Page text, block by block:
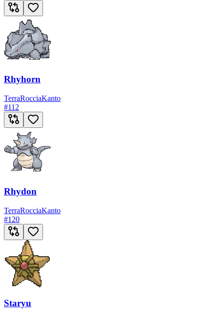
Rhyhorn
TerraRocciaKanto
#112
Rhydon
TerraRocciaKanto
#120
Staryu